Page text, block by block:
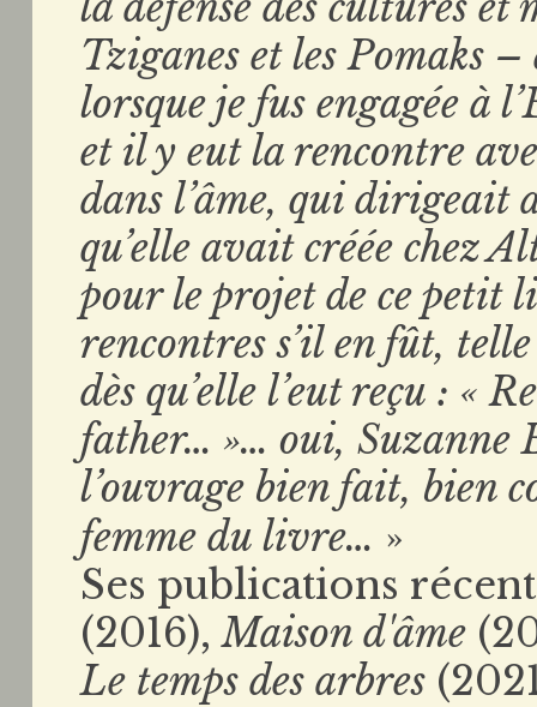
Tziganes et les Pomaks
lorsque je fus engagée à
et il y eut la rencontre
dans l’âme, qui dirigeait
qu’elle avait créée chez
pour le projet de ce petit
rencontres s’il en fût,
dès qu’elle l’eut reçu : «
father… »… oui, Suzanne
l’ouvrage bien fait, bien
femme du livre… »
Ses publications
(2016), Maison d'âme
Le temps des arbres